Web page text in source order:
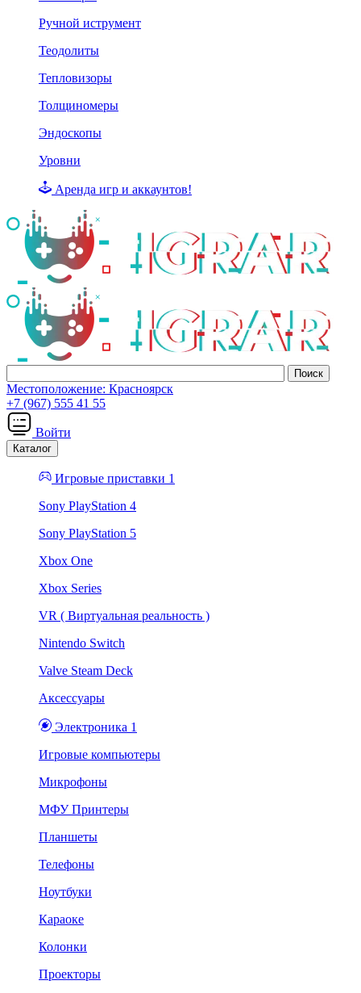
Ручной иструмент
Теодолиты
Тепловизоры
Толщиномеры
Эндоскопы
Уровни
Аренда игр и аккаунтов!
Местоположение: Красноярск
+7 (967) 555 41 55
Войти
Каталог
Игровые приставки 1
Sony PlayStation 4
Sony PlayStation 5
Xbox One
Xbox Series
VR ( Виртуальная реальность )
Nintendo Switch
Valve Steam Deck
Аксессуары
Электроника 1
Игровые компьютеры
Микрофоны
МФУ Принтеры
Планшеты
Телефоны
Ноутбуки
Караоке
Колонки
Проекторы